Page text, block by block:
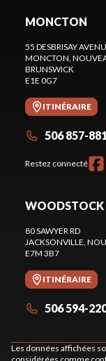
MONCTON
55 DESBRISAY
MONCTON ,
BRUNSWICK
E1E 0G7
ITINÉRAIRE
506 857-
Restez connecté
WOODSTOCK
80 SAWYER RD
JACKSONVILLE ,
E7M 3B7
ITINÉRAIRE
506 594-
Les données affichées